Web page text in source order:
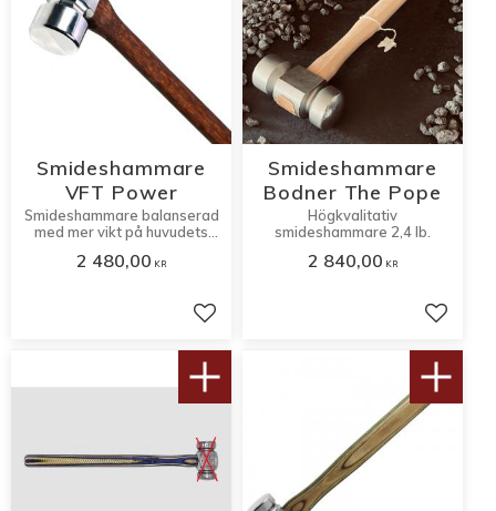
Smideshammare
VFT Power
Smideshammare balanserad
med mer vikt på huvudets
2 480,00 KR
Lägg till i favoriter
Smideshammare
Bodner The Pope
Högkvalitativ
smideshammare 2,4 lb.
2 840,00 KR
Lägg